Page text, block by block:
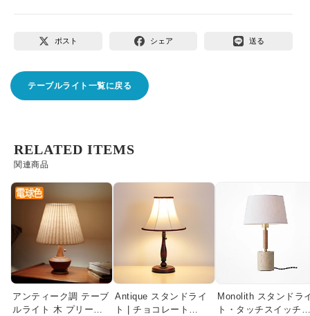
ポスト シェア 送る
テーブルライト一覧に戻る
関連商品
RELATED ITEMS
アンティーク調 テーブ
ルライト 木 プリーツ
Antique スタンドライ
ト | チョコレート
Monolith スタンドラ
ト・タッチスイッチ